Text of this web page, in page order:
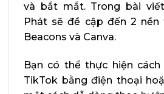
và bắt mắt. Trong bài
Phát sẽ đề cập đến 2
Beacons và Canva.
Bạn có thể thực hiện
TikTok bằng điện thoại